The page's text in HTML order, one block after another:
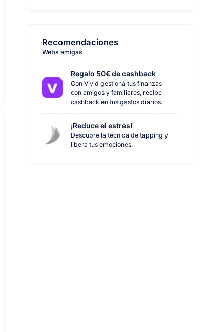
Recomendaciones
Webs amigas
Regalo 50€ de cashback
Con Vivid gestiona tus finanzas
con amigos y familiares, recibe
cashback en tus gastos diarios.
¡Reduce el estrés!
Descubre la técnica de tapping y
libera tus emociones.